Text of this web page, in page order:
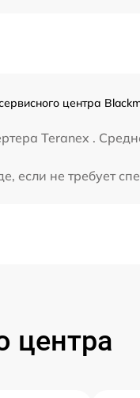
центра
Teranex .
не требует
центра